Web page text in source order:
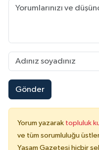
Gönder
Yorum yazarak topluluk
ve tüm sorumluluğu
Yaşam Gazetesi hiçbir